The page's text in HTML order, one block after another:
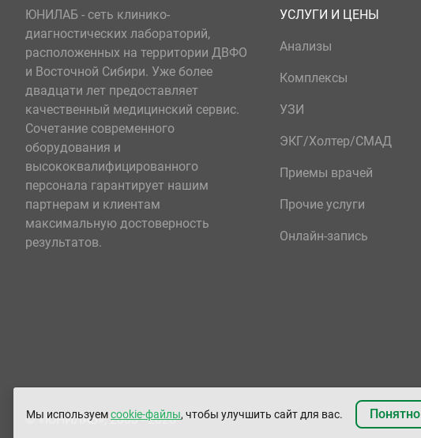
ЮНИЛАБ - сеть клинико-
диагностических лабораторий,
расположенных на территории ДВФО
и Восточной Сибири. Уже более
двадцати лет предоставляет
качественный медицинский сервис.
Сочетание современного
оборудования и
высококвалифицированного
персонала гарантирует нашим
партнерам и клиентам
максимальную достоверность
результатов.
УСЛУГИ И ЦЕНЫ
Анализы
Комплексы
УЗИ
ЭКГ/Холтер/СМАД
Приемы врачей
Прочие услуги
Онлайн-запись
© «ЮНИЛАБ», 2003 - 2026
Мы используемcookie-файлы, чтобы улучшить сайт для вас. Понятно